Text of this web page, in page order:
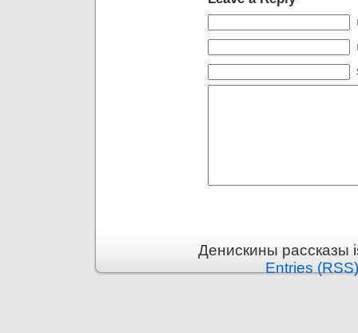
Денискины рассказы
Entries (RSS)